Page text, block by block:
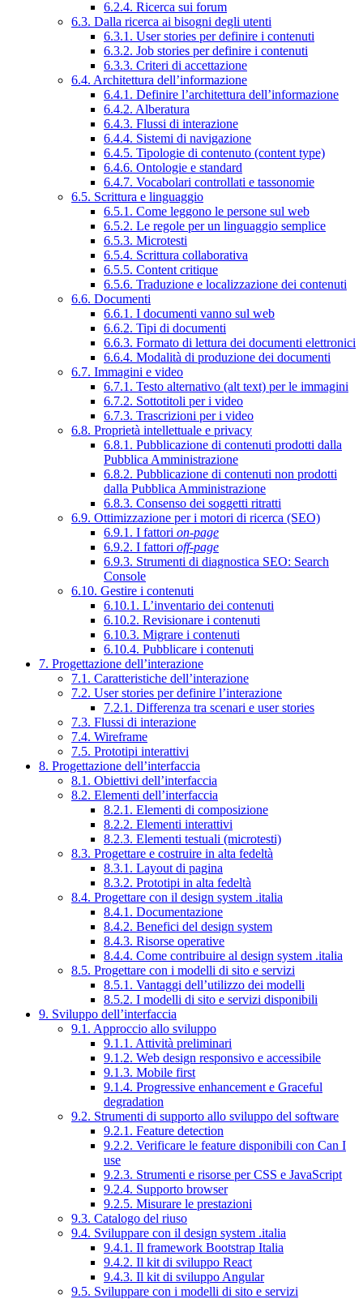
6.2.4. Ricerca sui forum
6.3. Dalla ricerca ai bisogni degli utenti
6.3.1. User stories per definire i contenuti
6.3.2. Job stories per definire i contenuti
6.3.3. Criteri di accettazione
6.4. Architettura dell’informazione
6.4.1. Definire l’architettura dell’informazione
6.4.2. Alberatura
6.4.3. Flussi di interazione
6.4.4. Sistemi di navigazione
6.4.5. Tipologie di contenuto (content type)
6.4.6. Ontologie e standard
6.4.7. Vocabolari controllati e tassonomie
6.5. Scrittura e linguaggio
6.5.1. Come leggono le persone sul web
6.5.2. Le regole per un linguaggio semplice
6.5.3. Microtesti
6.5.4. Scrittura collaborativa
6.5.5. Content critique
6.5.6. Traduzione e localizzazione dei contenuti
6.6. Documenti
6.6.1. I documenti vanno sul web
6.6.2. Tipi di documenti
6.6.3. Formato di lettura dei documenti elettronici
6.6.4. Modalità di produzione dei documenti
6.7. Immagini e video
6.7.1. Testo alternativo (alt text) per le immagini
6.7.2. Sottotitoli per i video
6.7.3. Trascrizioni per i video
6.8. Proprietà intellettuale e privacy
6.8.1. Pubblicazione di contenuti prodotti dalla
Pubblica Amministrazione
6.8.2. Pubblicazione di contenuti non prodotti
dalla Pubblica Amministrazione
6.8.3. Consenso dei soggetti ritratti
6.9. Ottimizzazione per i motori di ricerca (SEO)
6.9.1. I fattori on-page
6.9.2. I fattori off-page
6.9.3. Strumenti di diagnostica SEO: Search
Console
6.10. Gestire i contenuti
6.10.1. L’inventario dei contenuti
6.10.2. Revisionare i contenuti
6.10.3. Migrare i contenuti
6.10.4. Pubblicare i contenuti
7. Progettazione dell’interazione
7.1. Caratteristiche dell’interazione
7.2. User stories per definire l’interazione
7.2.1. Differenza tra scenari e user stories
7.3. Flussi di interazione
7.4. Wireframe
7.5. Prototipi interattivi
8. Progettazione dell’interfaccia
8.1. Obiettivi dell’interfaccia
8.2. Elementi dell’interfaccia
8.2.1. Elementi di composizione
8.2.2. Elementi interattivi
8.2.3. Elementi testuali (microtesti)
8.3. Progettare e costruire in alta fedeltà
8.3.1. Layout di pagina
8.3.2. Prototipi in alta fedeltà
8.4. Progettare con il design system .italia
8.4.1. Documentazione
8.4.2. Benefici del design system
8.4.3. Risorse operative
8.4.4. Come contribuire al design system .italia
8.5. Progettare con i modelli di sito e servizi
8.5.1. Vantaggi dell’utilizzo dei modelli
8.5.2. I modelli di sito e servizi disponibili
9. Sviluppo dell’interfaccia
9.1. Approccio allo sviluppo
9.1.1. Attività preliminari
9.1.2. Web design responsivo e accessibile
9.1.3. Mobile first
9.1.4. Progressive enhancement e Graceful
degradation
9.2. Strumenti di supporto allo sviluppo del software
9.2.1. Feature detection
9.2.2. Verificare le feature disponibili con Can I
use
9.2.3. Strumenti e risorse per CSS e JavaScript
9.2.4. Supporto browser
9.2.5. Misurare le prestazioni
9.3. Catalogo del riuso
9.4. Sviluppare con il design system .italia
9.4.1. Il framework Bootstrap Italia
9.4.2. Il kit di sviluppo React
9.4.3. Il kit di sviluppo Angular
9.5. Sviluppare con i modelli di sito e servizi